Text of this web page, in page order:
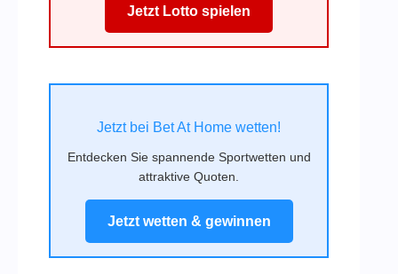
Jetzt Lotto spielen
Jetzt bei Bet At Home wetten!
Entdecken Sie spannende Sportwetten und
attraktive Quoten.
Jetzt wetten & gewinnen